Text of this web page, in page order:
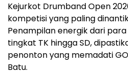
Kejurkot Drumband Open
kompetisi yang paling
Penampilan energik dari
tingkat TK hingga SD,
penonton yang memadati
Batu.